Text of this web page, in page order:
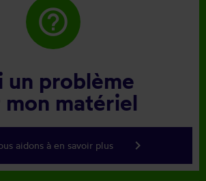
help_outline
un problème
mon matériel
aidons à en savoir plus keyboard_arrow_right